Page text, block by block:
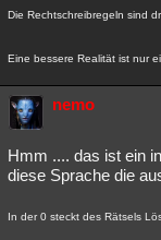
Die Rechtschreibregeln sind
Eine bessere Realität ist nur
nemo
Hmm .... das ist ein
diese Sprache die
In der 0 steckt des Rätsels